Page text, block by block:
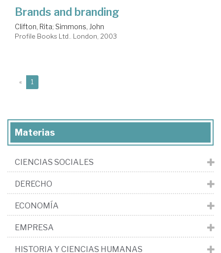
Brands and branding
Clifton, Rita; Simmons, John
Profile Books Ltd.. London, 2003
« 1
Materias
CIENCIAS SOCIALES
DERECHO
ECONOMÍA
EMPRESA
HISTORIA Y CIENCIAS HUMANAS